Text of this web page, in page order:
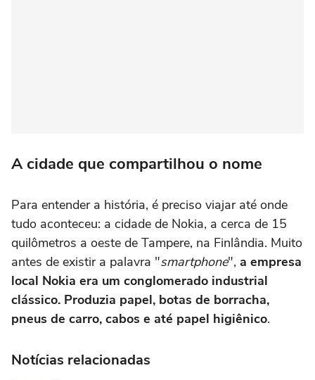
A cidade que compartilhou o nome
Para entender a história, é preciso viajar até onde
tudo aconteceu: a cidade de Nokia, a cerca de 15
quilômetros a oeste de Tampere, na Finlândia. Muito
antes de existir a palavra "smartphone", a empresa
local Nokia era um conglomerado industrial
clássico. Produzia papel, botas de borracha,
pneus de carro, cabos e até papel higiênico.
Notícias relacionadas